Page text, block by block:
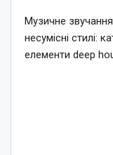
Музичне
несумісні стилі:
елементи deep